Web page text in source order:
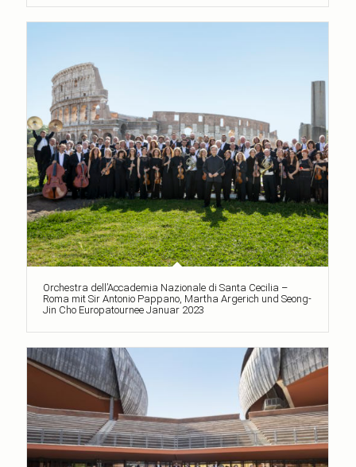
Orchestra dell’Accademia Nazionale di Santa Cecilia –
Roma mit Sir Antonio Pappano, Martha Argerich und Seong-
Jin Cho Europatournee Januar 2023